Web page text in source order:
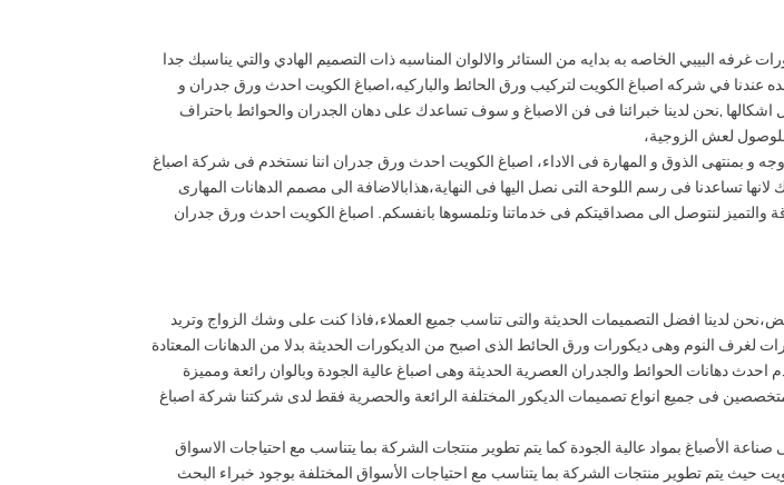
غرفه البيبي الخاصه به بدايه من الستائر والالوان المناسبه ذات التصميم الهادي والتي يناسبك جدا
في شركه اصباغ الكويت لتركيب ورق الحائط والباركيه،اصباغ الكويت احدث ورق جدران و
,نحن لدينا خبرائنا فى فن الاصباغ و سوف تساعدك على دهان الجدران والحوائط باحتراف
لعش الزوجية،
و بمنتهى الذوق و المهارة فى الاداء، اصباغ الكويت احدث ورق جدران اننا نستخدم فى شركة اصباغ
تساعدنا فى رسم اللوحة التى نصل اليها فى النهاية،هذابالاضافة الى مصمم الدهانات المهارى
لنتوصل الى مصداقيتكم فى خدماتنا وتلمسوها بانفسكم. اصباغ الكويت احدث ورق جدران
لدينا افضل التصميمات الحديثة والتى تناسب جميع العملاء،فاذا كنت على وشك الزواج وتريد
النوم وهى ديكورات ورق الحائط الذى اصبح من الديكورات الحديثة بدلا من الدهانات المعتادة
دهانات الحوائط والجدران العصرية الحديثة وهى اصباغ عالية الجودة وبالوان رائعة ومميزة
فى جميع انواع تصميمات الديكور المختلفة الرائعة والحصرية فقط لدى شركتنا شركة اصباغ
الأصباغ بمواد عالية الجودة كما يتم تطوير منتجات الشركة بما يتناسب مع احتياجات الاسواق
حيث يتم تطوير منتجات الشركة بما يتناسب مع احتياجات الأسواق المختلفة بوجود خبراء البحث